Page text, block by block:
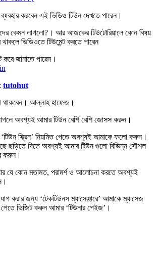
করবেন এই ভিডিও টিউন দেখতে পারেন।
কেমন লাগলো?। আর আজকের টিউটোরিয়ালে কোন বিষয়
থাকলে ভিডিওতে টিউমেন্ট করতে পারেন
জানাতে পারেন।
tutohut
থাকবেন। আল্লাহ হাফেজ।
অবশ্যই আমার টিউন বেশি বেশিজোসস করুন।
স্ক্রিন’ নিয়মিত পেতে অবশ্যই আমাকে ফলো করুন।
ছড়িতে দিতে অবশ্যই আমার টিউন গুলো বিভিন্ন সৌশল
করুন।
যে কোন মতামত, পরামর্শ ও আলোচনা করতে অবশ্যই
।
করার জন্য ‘টেকটিউনস ম্যাসেঞ্জারে’ আমাকেম্যাসেজ
ভিজিট করুন আমার ‘টিউনার পেইজ’ ।